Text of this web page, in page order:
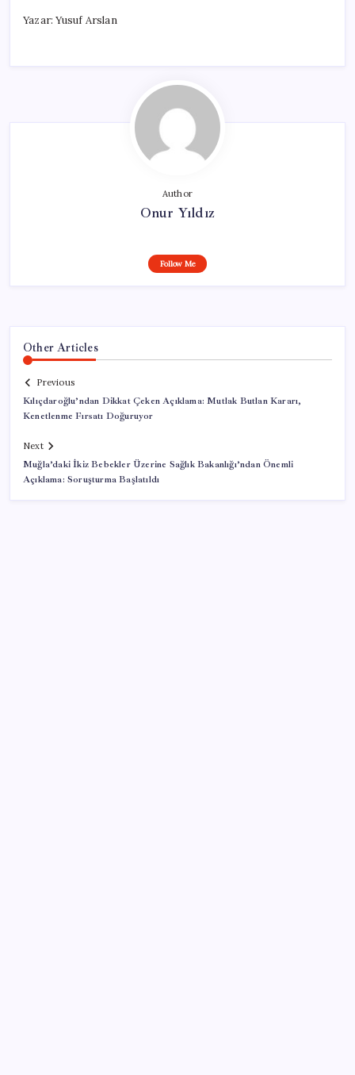
Yazar: Yusuf Arslan
Author
Onur Yıldız
Follow Me
Other Articles
Previous
Kılıçdaroğlu’ndan Dikkat Çeken Açıklama: Mutlak Butlan Kararı,
Kenetlenme Fırsatı Doğuruyor
Next
Muğla’daki İkiz Bebekler Üzerine Sağlık Bakanlığı’ndan Önemli
Açıklama: Soruşturma Başlatıldı